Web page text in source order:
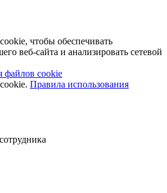
чтобы обеспечивать
веб-сайта и анализировать сетевой
файлов cookie
Правила использования